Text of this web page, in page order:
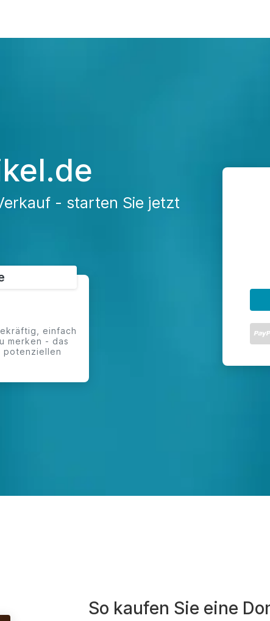
- starten Sie jetzt
einfach
merken - das
potenziellen
So kaufen Sie eine